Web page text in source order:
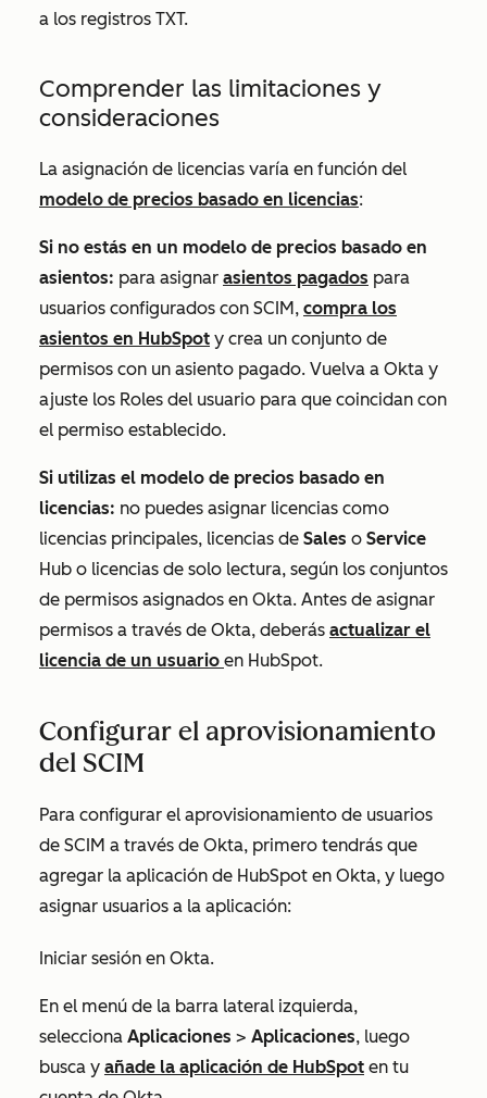
a los registros TXT.
Comprender las limitaciones y
consideraciones
La asignación de licencias varía en función del
modelo de precios basado en licencias:
Si no estás en un modelo de precios basado en
asientos: para asignar asientos pagados para
usuarios configurados con SCIM, compra los
asientos en HubSpot y crea un conjunto de
permisos con un asiento pagado. Vuelva a Okta y
ajuste los Roles del usuario para que coincidan con
el permiso establecido.
Si utilizas el modelo de precios basado en
licencias: no puedes asignar licencias como
licencias principales, licencias de Sales o Service
Hub o licencias de solo lectura, según los conjuntos
de permisos asignados en Okta. Antes de asignar
permisos a través de Okta, deberás actualizar el
licencia de un usuario en HubSpot.
Configurar el aprovisionamiento
del SCIM
Para configurar el aprovisionamiento de usuarios
de SCIM a través de Okta, primero tendrás que
agregar la aplicación de HubSpot en Okta, y luego
asignar usuarios a la aplicación:
Iniciar sesión en Okta.
En el menú de la barra lateral izquierda,
selecciona Aplicaciones > Aplicaciones, luego
busca y añade la aplicación de HubSpot en tu